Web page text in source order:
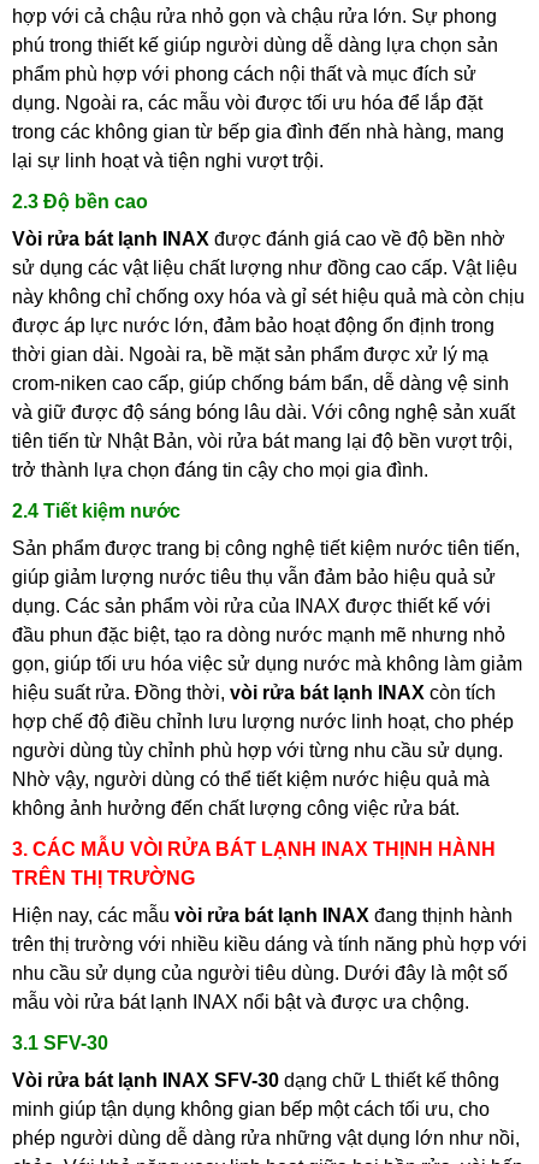
hợp với cả chậu rửa nhỏ gọn và chậu rửa lớn. Sự phong
phú trong thiết kế giúp người dùng dễ dàng lựa chọn sản
phẩm phù hợp với phong cách nội thất và mục đích sử
dụng. Ngoài ra, các mẫu vòi được tối ưu hóa để lắp đặt
trong các không gian từ bếp gia đình đến nhà hàng, mang
lại sự linh hoạt và tiện nghi vượt trội.
2.3 Độ bền cao
Vòi rửa bát lạnh INAX được đánh giá cao về độ bền nhờ
sử dụng các vật liệu chất lượng như đồng cao cấp. Vật liệu
này không chỉ chống oxy hóa và gỉ sét hiệu quả mà còn chịu
được áp lực nước lớn, đảm bảo hoạt động ổn định trong
thời gian dài. Ngoài ra, bề mặt sản phẩm được xử lý mạ
crom-niken cao cấp, giúp chống bám bẩn, dễ dàng vệ sinh
và giữ được độ sáng bóng lâu dài. Với công nghệ sản xuất
tiên tiến từ Nhật Bản, vòi rửa bát mang lại độ bền vượt trội,
trở thành lựa chọn đáng tin cậy cho mọi gia đình.
2.4 Tiết kiệm nước
Sản phẩm được trang bị công nghệ tiết kiệm nước tiên tiến,
giúp giảm lượng nước tiêu thụ vẫn đảm bảo hiệu quả sử
dụng. Các sản phẩm vòi rửa của INAX được thiết kế với
đầu phun đặc biệt, tạo ra dòng nước mạnh mẽ nhưng nhỏ
gọn, giúp tối ưu hóa việc sử dụng nước mà không làm giảm
hiệu suất rửa. Đồng thời, vòi rửa bát lạnh INAX còn tích
hợp chế độ điều chỉnh lưu lượng nước linh hoạt, cho phép
người dùng tùy chỉnh phù hợp với từng nhu cầu sử dụng.
Nhờ vậy, người dùng có thể tiết kiệm nước hiệu quả mà
không ảnh hưởng đến chất lượng công việc rửa bát.
3. CÁC MẪU VÒI RỬA BÁT LẠNH INAX THỊNH HÀNH
TRÊN THỊ TRƯỜNG
Hiện nay, các mẫu vòi rửa bát lạnh INAX đang thịnh hành
trên thị trường với nhiều kiều dáng và tính năng phù hợp với
nhu cầu sử dụng của người tiêu dùng. Dưới đây là một số
mẫu vòi rửa bát lạnh INAX nổi bật và được ưa chộng.
3.1 SFV-30
Vòi rửa bát lạnh INAX SFV-30 dạng chữ L thiết kế thông
minh giúp tận dụng không gian bếp một cách tối ưu, cho
phép người dùng dễ dàng rửa những vật dụng lớn như nồi,